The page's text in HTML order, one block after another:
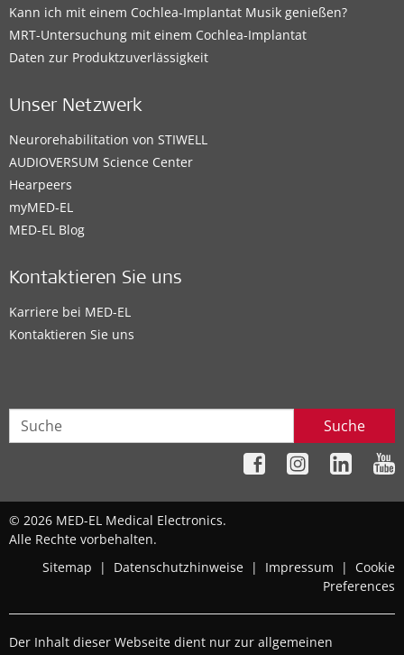
Kann ich mit einem Cochlea-Implantat Musik genießen?
MRT-Untersuchung mit einem Cochlea-Implantat
Daten zur Produktzuverlässigkeit
Unser Netzwerk
Neurorehabilitation von STIWELL
AUDIOVERSUM Science Center
Hearpeers
myMED‑EL
MED-EL Blog
Kontaktieren Sie uns
Karriere bei MED-EL
Kontaktieren Sie uns
Suche
© 2026 MED-EL Medical Electronics.
Alle Rechte vorbehalten.
Sitemap
| Datenschutzhinweise | Impressum | Cookie
Preferences
Der Inhalt dieser Webseite dient nur zur allgemeinen